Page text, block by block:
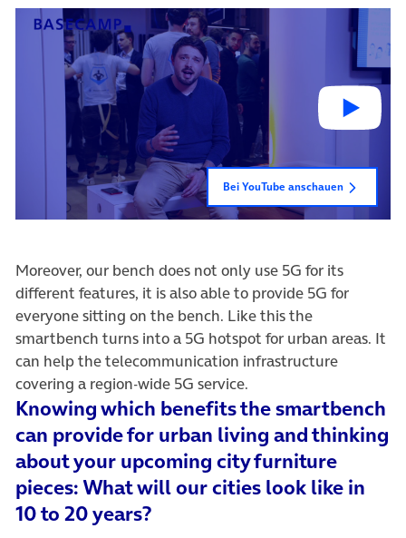
Bei YouTube anschauen
Moreover, our bench does not only use 5G for its
different features, it is also able to provide 5G for
everyone sitting on the bench. Like this the
smartbench turns into a 5G hotspot for urban areas. It
can help the telecommunication infrastructure
covering a region-wide 5G service.
Knowing which benefits the smartbench
can provide for urban living and thinking
about your upcoming city furniture
pieces: What will our cities look like in
10 to 20 years?